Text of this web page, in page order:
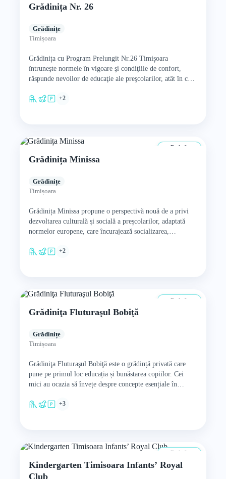
Grădinița Nr. 26
Grădinițe
Timișoara
Grădinița cu Program Prelungit Nr.26 Timișoara
întruneşte normele în vigoare şi condiţiile de confort,
răspunde nevoilor de educaţie ale preşcolarilor, atât în ceea
+2
De la 0 ani
Grădinița Minissa
Grădinițe
Timișoara
Grădinița Minissa propune o perspectivă nouă de a privi
dezvoltarea culturală și socială a preșcolarilor, adaptată
normelor europene, care încurajează socializarea,
+2
De la 0 ani
Grădiniţa Fluturaşul Bobiţă
Grădinițe
Timișoara
Grădiniţa Fluturaşul Bobiţă este o grădință privată care
pune pe primul loc educația și bunăstarea copiilor. Cei
mici au ocazia să învețe despre concepte esențiale în…
+3
De la 0 ani
Kindergarten Timisoara Infants’ Royal
Club